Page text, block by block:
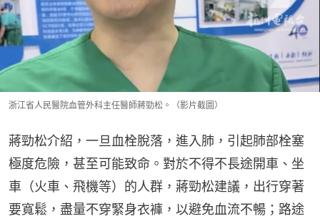
浙江省人民醫院血管外科主任醫師蔣勁松。（影片截圖）
蔣勁松介紹，一旦血栓脫落，進入肺，引起肺部栓塞
極度危險，甚至可能致命。對於不得不長途開車、坐
車（火車、飛機等）的人群，蔣勁松建議，出行穿著
要寬鬆，盡量不穿緊身衣褲，以避免血流不暢；路途